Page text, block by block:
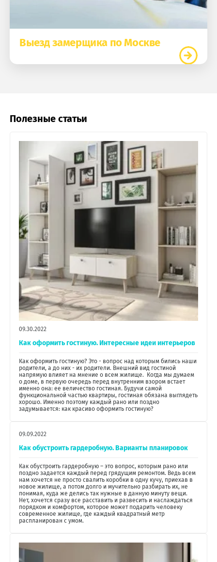
Выезд замерщика по Москве
Полезные статьи
09.30.2022
Как оформить гостиную. Интересные идеи интерьеров
Как оформить гостиную? Это - вопрос над которым бились наши
родители, а до них - их родители. Внешний вид гостиной
напрямую влияет на мнение о всем жилище. Когда мы думаем
о доме, в первую очередь перед внутренним взором встает
именно она: ее величество гостиная. Будучи самой
функциональной частью квартиры, гостиная обязана выглядеть
хорошо. Именно поэтому каждый рано или поздно
задумывается: как красиво оформить гостиную?
09.09.2022
Как обустроить гардеробную. Варианты планировок
Как обустроить гардеробную – это вопрос, которым рано или
поздно задается каждый перед грядущим ремонтом. Ведь всем
нам хочется не просто свалить коробки в одну кучу, приехав в
новое жилище, а потом долго и мучительно разбирать их, не
понимая, куда же делись так нужные в данную минуту вещи.
Нет, хочется сразу все расставить и развесить и наслаждаться
порядком и комфортом, которое может подарить человеку
современное жилище, где каждый квадратный метр
распланирован с умом.